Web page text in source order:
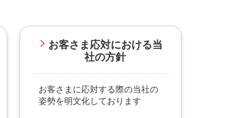
お客さま応対における当
社の方針
お客さまに応対する際の当社の
姿勢を明文化しております